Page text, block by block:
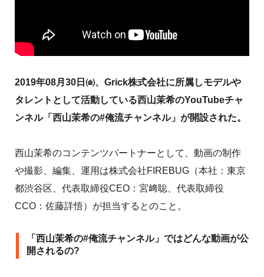
2019年08月30日㈮、Grick株式会社に所属しモデルや
タレントとして活動している西山茉希のYouTubeチャ
ンネル「西山茉希の#俺流チャンネル」が開設された。
西山茉希のコンテンツパートナーとして、動画の制作
や撮影、編集、運用は株式会社FIREBUG（本社：東京
都渋谷区、代表取締役CEO：宮﨑聡、代表取締役
CCO：佐藤詳悟）が担当するとのこと。
「西山茉希の#俺流チャンネル」ではどんな動画が公
開されるの?